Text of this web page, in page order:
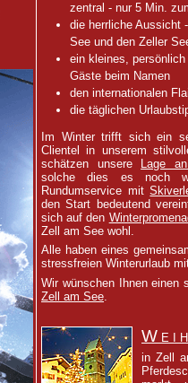
zentral - nur 5 Min.
die herrliche Aussicht
See und den Zeller
ein kleines,
Gäste beim Namen
den internationalen
die täglichen
Im Winter trifft sich ein
Clientel in unserem
schätzen unsere
Lage
solche dies es noch
Rundumservice mit
den Start bedeutend
sich auf den
Zell am See wohl.
Alle haben eines
stressfreien Winterurlaub
Wir wünschen Ihnen
Zell am See
in Zell